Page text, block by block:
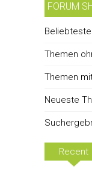
FORUM
Themen
Themen
Neueste
Recent